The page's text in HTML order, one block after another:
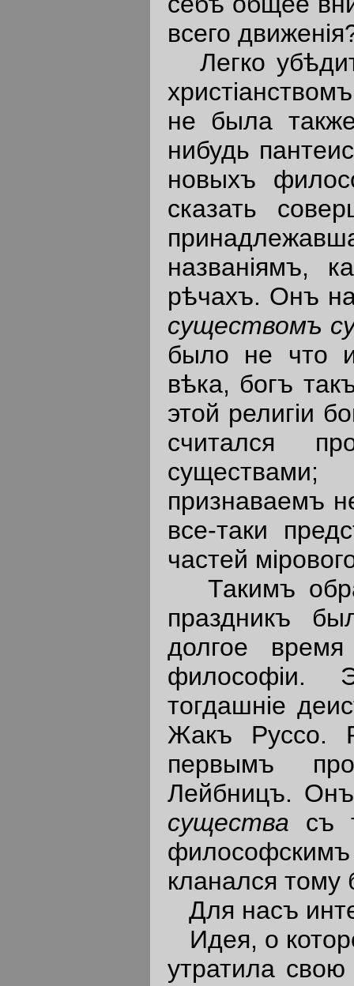
всего
Легко
не была
нибудь
новыхъ
сказать
названiямъ,
рѣчахъ. Онъ
существомъ
было не что
вѣка, богъ
этой религiи
считался
признаваемъ
все-таки
частей
Такимъ
праздникъ
долгое
философiи.
тогдашнiе
Жакъ Руссо.
первымъ
Лейбницъ.
существа
съ
кланался тому
Для насъ
Идея, о
утратила